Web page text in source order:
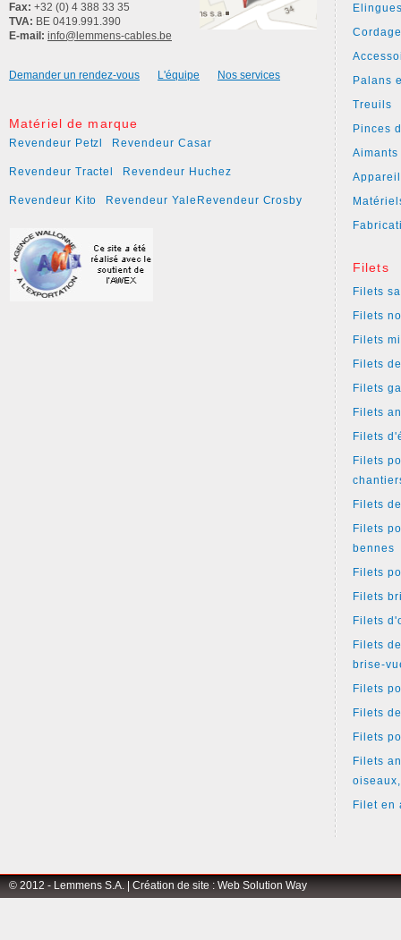
Fax: +32 (0) 4 388 33 35
TVA: BE 0419.991.390
E-mail: info@lemmens-cables.be
Demander un rendez-vous L'équipe Nos services
Matériel de marque
Revendeur Petzl Revendeur Casar
Revendeur Tractel Revendeur Huchez
Revendeur Kito Revendeur Yale Revendeur Crosby
Palans
Treuils
Pinces
Filets
Filets
Filets
Filets
Filets
Filets
Filets
Filets
Filets
Filets
Filets
bennes
Filets
Filets
Filets
Filets
brise-
Filets
Filets
Filets
Filets
Filet en
© 2012 - Lemmens S.A. | Création de site : Web Solution Way